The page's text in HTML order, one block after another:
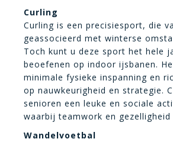
Curling
Curling is een precisiesport, die
geassocieerd met winterse
Toch kunt u deze sport het hele
beoefenen op indoor ijsbanen.
minimale fysieke inspanning en
op nauwkeurigheid en strategie.
senioren een leuke en sociale
waarbij teamwork en
Wandelvoetbal